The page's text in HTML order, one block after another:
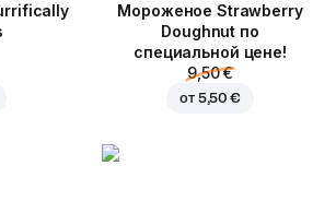
Мороженое Strawberry
Doughnut по
специальной цене!
9,50 €
от 5,50 €